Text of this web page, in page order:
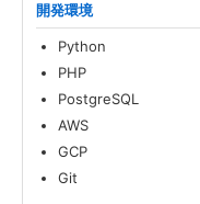
開発環境
Python
PHP
PostgreSQL
AWS
GCP
Git